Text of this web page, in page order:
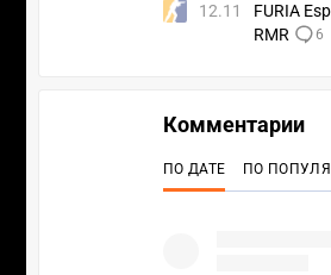
12.11
FURIA
RMR
6
Комментарии
ПО ДАТЕ ПО